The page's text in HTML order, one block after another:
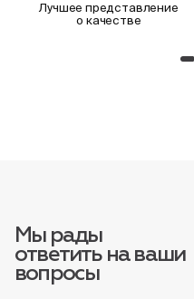
Лучшее представление
о качестве
Мы рады
ответить на ваши
вопросы